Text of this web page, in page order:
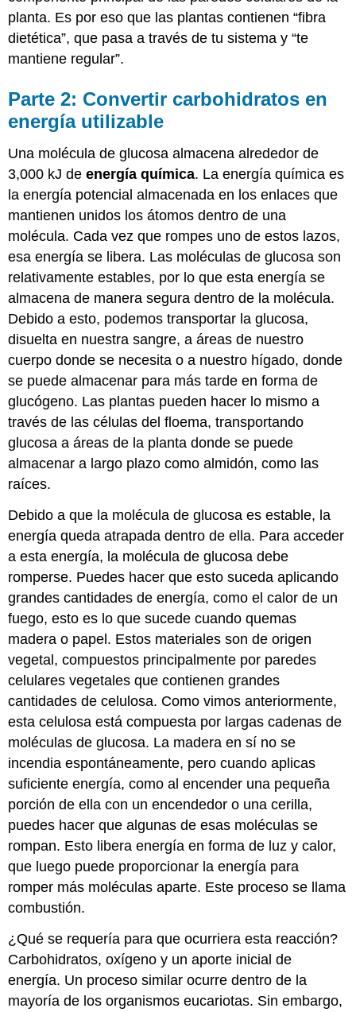
planta. Es por eso que las plantas contienen “fibra
dietética”, que pasa a través de tu sistema y “te
mantiene regular”.
Parte 2: Convertir carbohidratos en
energía utilizable
Una molécula de glucosa almacena alrededor de
3,000 kJ deenergía química. La energía química es
la energía potencial almacenada en los enlaces que
mantienen unidos los átomos dentro de una
molécula. Cada vez que rompes uno de estos lazos,
esa energía se libera. Las moléculas de glucosa son
relativamente estables, por lo que esta energía se
almacena de manera segura dentro de la molécula.
Debido a esto, podemos transportar la glucosa,
disuelta en nuestra sangre, a áreas de nuestro
cuerpo donde se necesita o a nuestro hígado, donde
se puede almacenar para más tarde en forma de
glucógeno. Las plantas pueden hacer lo mismo a
través de las células del floema, transportando
glucosa a áreas de la planta donde se puede
almacenar a largo plazo como almidón, como las
raíces.
Debido a que la molécula de glucosa es estable, la
energía queda atrapada dentro de ella. Para acceder
a esta energía, la molécula de glucosa debe
romperse. Puedes hacer que esto suceda aplicando
grandes cantidades de energía, como el calor de un
fuego, esto es lo que sucede cuando quemas
madera o papel. Estos materiales son de origen
vegetal, compuestos principalmente por paredes
celulares vegetales que contienen grandes
cantidades de celulosa. Como vimos anteriormente,
esta celulosa está compuesta por largas cadenas de
moléculas de glucosa. La madera en sí no se
incendia espontáneamente, pero cuando aplicas
suficiente energía, como al encender una pequeña
porción de ella con un encendedor o una cerilla,
puedes hacer que algunas de esas moléculas se
rompan. Esto libera energía en forma de luz y calor,
que luego puede proporcionar la energía para
romper más moléculas aparte. Este proceso se llama
combustión.
¿Qué se requería para que ocurriera esta reacción?
Carbohidratos, oxígeno y un aporte inicial de
energía. Un proceso similar ocurre dentro de la
mayoría de los organismos eucariotas. Sin embargo,